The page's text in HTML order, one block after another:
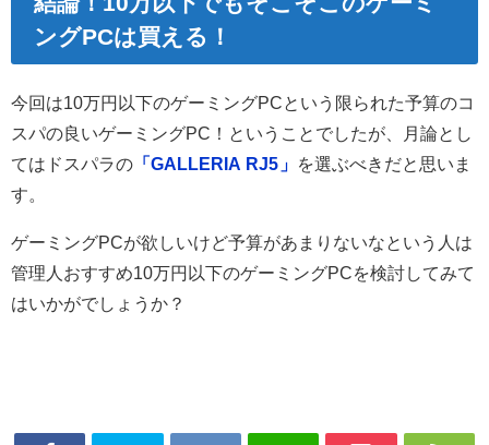
ングPCは買える！
今回は10万円以下のゲーミングPCという限られた予算のコ
スパの良いゲーミングPC！ということでしたが、月論とし
ては ドスパラの 「GALLERIA RJ5 」
を選ぶべきだと思いま
す
ゲーミングPCが欲しいけど予算があまりないなという人は
管理人おすすめ10万円以下のゲーミングPCを検討してみて
はいかがでしょうか？